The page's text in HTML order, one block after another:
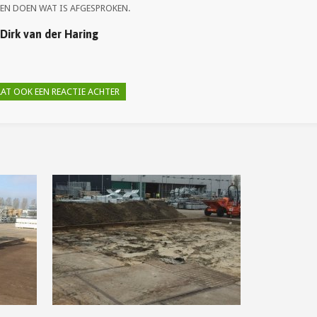
EN DOEN WAT IS AFGESPROKEN.
Dirk van der Haring
OOK EEN REACTIE ACHTER